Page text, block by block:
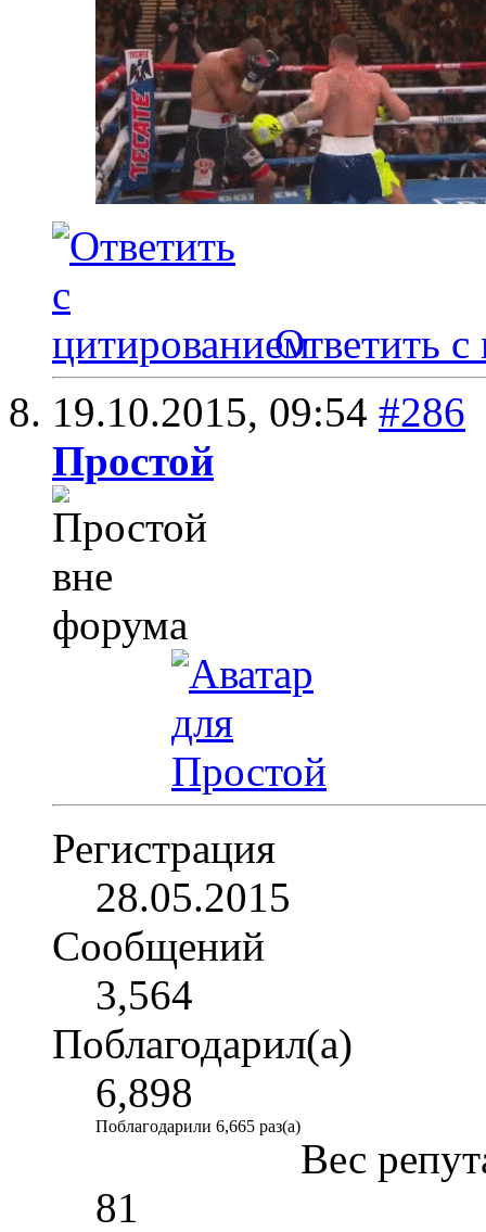
Ответить с
19.10.2015, 09:54 #286
Простой
Регистрация
28.05.2015
Сообщений
3,564
Поблагодарил(а)
6,898
Поблагодарили 6,665 раз(а)
Вес
81